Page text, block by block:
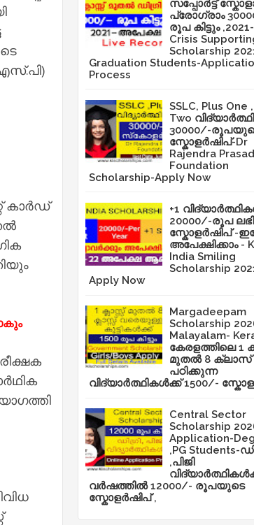
കാർഡ്
സപ്പോർട്ട്
പ്രോഗ്രാം
രൂപ കിട്ടും
Crisis
Scholarship
Graduation Students-
Process
SSLC, Plus One
Two
30000/-
സ്കോളർഷിപ്-Dr
Rajendra Prasad
Foundation
Scholarship-Apply Now
+1
20000/-രൂപ
സ്കോളർഷിപ് -
അപേക്ഷിക്കാം -
India Smiling
Scholarship
Apply Now
Margadeepam
Scholarship
Malayalam-
കേരളത്തിലെ 1
മുതൽ 8 ക്ലാസ്
പഠിക്കുന്ന
വിദ്യാർത്ഥികൾക്ക് 1500/-
Central Sector
Scholarship
Application-
,PG Students-
,പിജി
വർഷത്തിൽ 12000/- രൂപയുടെ
സ്കോളർഷിപ് ,